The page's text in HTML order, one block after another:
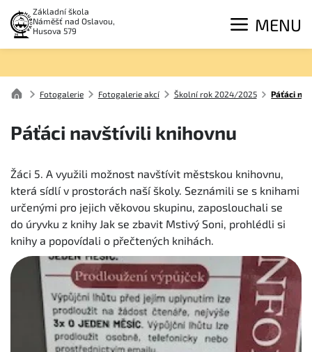
Základní škola
Náměšť nad Oslavou,
Husova 579
MENU
Fotogalerie Fotogalerie akcí Školní rok 2024/2025 Páťáci
Páťáci navštívili knihovnu
Žáci 5. A využili možnost navštívit městskou knihovnu,
která sídlí v prostorách naší školy. Seznámili se s knihami
určenými pro jejich věkovou skupinu, zaposlouchali se
do úryvku z knihy Jak se zbavit Mstivý Soni, prohlédli si
knihy a popovídali o přečtených knihách.